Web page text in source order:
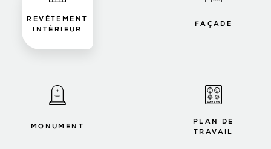
REVÊTEMENT
INTÉRIEUR
FAÇADE
MONUMENT
PLAN DE
TRAVAIL